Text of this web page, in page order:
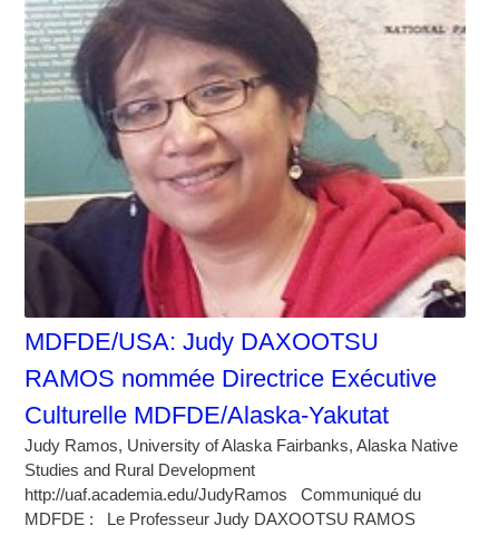
MDFDE/USA: Judy DAXOOTSU
RAMOS nommée Directrice Exécutive
Culturelle MDFDE/Alaska-Yakutat
Judy Ramos, University of Alaska Fairbanks, Alaska Native
Studies and Rural Development
http://uaf.academia.edu/JudyRamos Communiqué du
MDFDE : Le Professeur Judy DAXOOTSU RAMOS